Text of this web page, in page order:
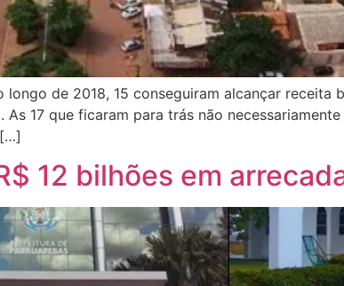
de 2018, 15 conseguiram alcançar receita
17 que ficaram para trás não
12 bilhões em